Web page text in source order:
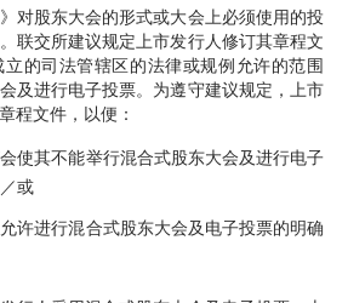
对股东大会的形式或大会上必须使用的投
联交所建议规定上市发行人修订其章程文
的司法管辖区的法律或规例允许的范围
及进行电子投票。为遵守建议规定，上市
程文件，以便：
使其不能举行混合式股东大会及进行电子
或
许进行混合式股东大会及电子投票的明确